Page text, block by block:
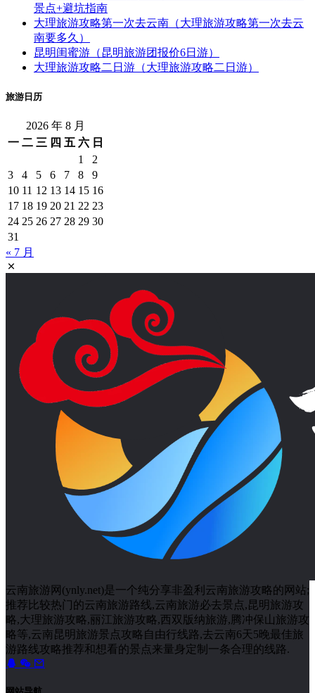
景点+避坑指南
大理旅游攻略第一次去云南（大理旅游攻略第一次去云
南要多久）
昆明闺蜜游（昆明旅游团报价6日游）
大理旅游攻略二日游（大理旅游攻略二日游）
旅游日历
2026 年 8 月
一 二 三 四 五 六 日
1
2
3
4 5 6 7 8
9
10 11 12 13 14 15 16
17 18 19 20 21 22 23
24 25 26 27 28 29 30
31
« 7 月
云南旅游网(ynly.net)是一个纯分享非盈利云南旅游攻略的网站;
推荐比较热门的云南旅游路线,云南旅游必去景点,昆明旅游攻
略,大理旅游攻略,丽江旅游攻略,西双版纳旅游,腾冲保山旅游攻
略等,云南昆明旅游景点攻略自由行线路,去云南6天5晚最佳旅
游路线攻略推荐和想看的景点来量身定制一条合理的线路.